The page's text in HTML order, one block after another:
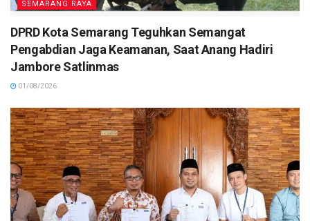
SEMARANG RAYA
DPRD Kota Semarang Teguhkan Semangat
Pengabdian Jaga Keamanan, Saat Anang Hadiri
Jambore Satlinmas
01/08/2026